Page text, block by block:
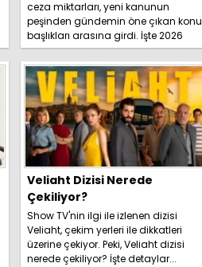
ceza miktarları, yeni kanunun
peşinden gündemin öne çıkan konu
başlıkları arasına girdi. İşte 2026
yeni trafik ce...
Veliaht Dizisi Nerede
Çekiliyor?
Show TV'nin ilgi ile izlenen dizisi
Veliaht, çekim yerleri ile dikkatleri
üzerine çekiyor. Peki, Veliaht dizisi
nerede çekiliyor? İşte detaylar...